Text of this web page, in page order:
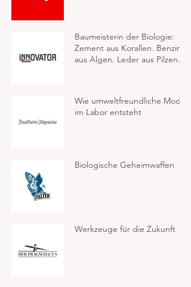
Baumeisterin der Biologie:
Zement aus Korallen. Benzin
aus Algen. Leder aus Pilzen.
Wie umweltfreundliche Mode
im Labor entsteht
Biologische Geheimwaffen
Werkzeuge für die Zukunft